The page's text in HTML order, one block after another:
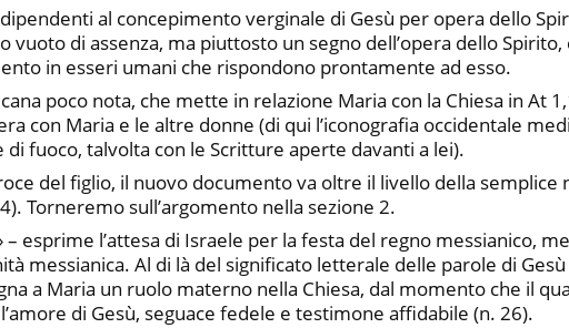
al concepimento verginale di Gesù per opera dello
vuoto di assenza, ma piuttosto un segno dell’opera dello Spirito,
in esseri umani che rispondono prontamente ad esso.
poco nota, che mette in relazione Maria con la Chiesa in At
con Maria e le altre donne (di qui l’iconografia occidentale
fuoco, talvolta con le Scritture aperte davanti a lei).
del figlio, il nuovo documento va oltre il livello della semplice
Torneremo sull’argomento nella sezione 2.
esprime l’attesa di Israele per la festa del regno messianico,
messianica. Al di là del significato letterale delle parole di Gesù
a Maria un ruolo materno nella Chiesa, dal momento che il
di Gesù, seguace fedele e testimone affidabile (n. 26).